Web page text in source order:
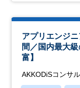
アプリエンジ
間／国内最大
富】
AKKODiSコンサ